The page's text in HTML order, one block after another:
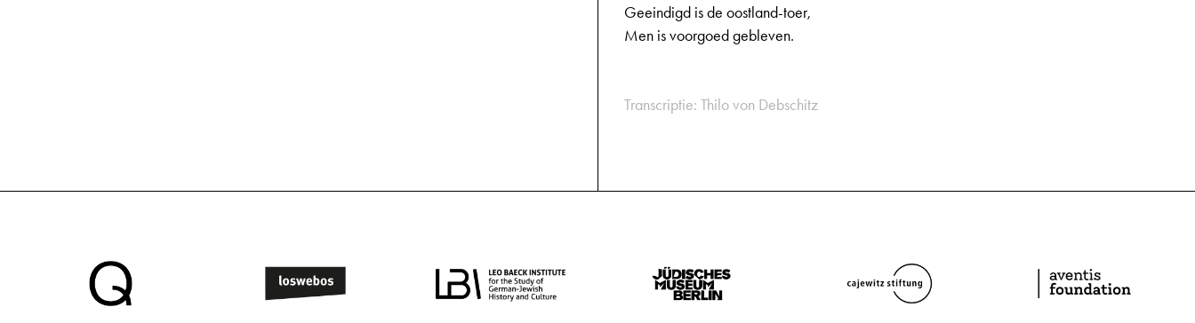
Geeindigd is de oostland-toer,
Men is voorgoed gebleven.
Transcriptie: Thilo von Debschitz